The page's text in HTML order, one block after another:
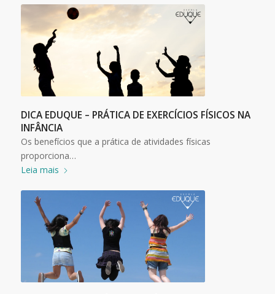
DICA EDUQUE – PRÁTICA DE EXERCÍCIOS FÍSICOS NA
INFÂNCIA
Os benefícios que a prática de atividades físicas
proporciona…
Leia mais